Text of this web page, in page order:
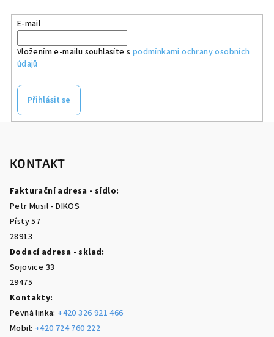
E-mail
Vložením e-mailu souhlasíte s podmínkami ochrany osobních
údajů
Přihlásit se
KONTAKT
Fakturační adresa - sídlo:
Petr Musil - DIKOS
Písty 57
28913
Dodací adresa - sklad:
Sojovice 33
29475
Kontakty:
Pevná linka: +420 326 921 466
Mobil: +420 724 760 222